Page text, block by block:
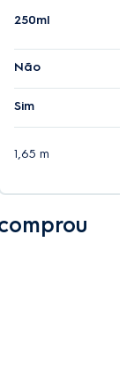
o nível de
e
250ml
Não
Sim
1,65 m